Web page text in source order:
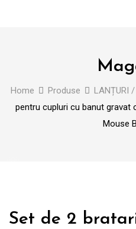
Home Produse LANȚURI
pentru cupluri cu banut gravat
Mouse
Set de 2